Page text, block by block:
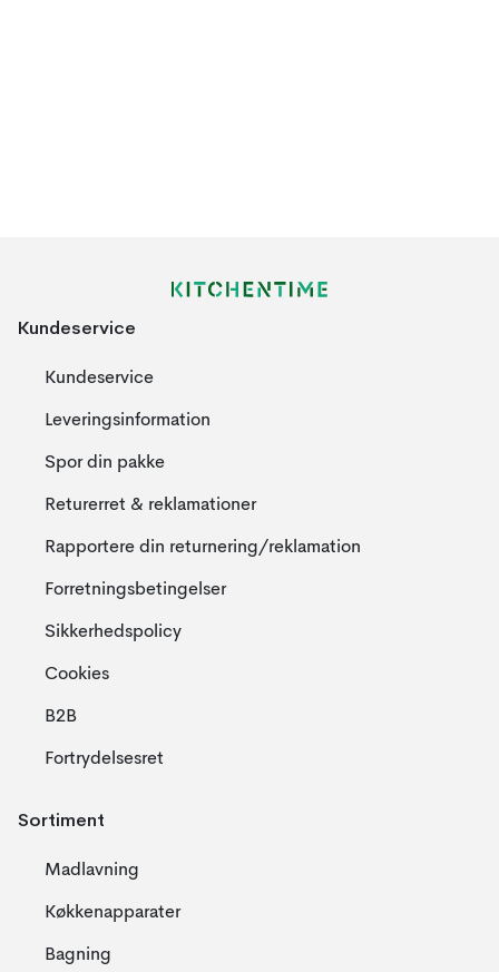
Kundeservice
Kundeservice
Leveringsinformation
Spor din pakke
Returerret & reklamationer
Rapportere din returnering/reklamation
Forretningsbetingelser
Sikkerhedspolicy
Cookies
B2B
Fortrydelsesret
Sortiment
Madlavning
Køkkenapparater
Bagning